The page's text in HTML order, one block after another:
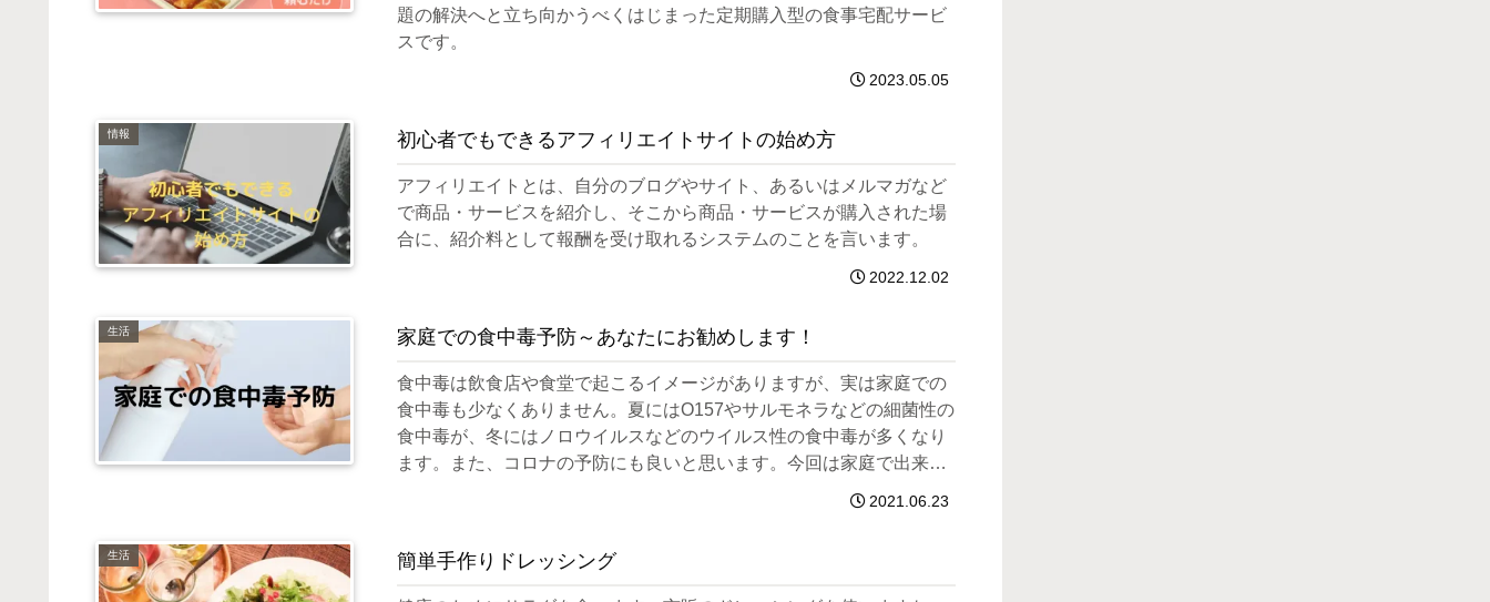
題の解決へと立ち向かうべくはじまった定期購入型の食事宅配サービ
スです。
2023.05.05
情報 初心者でもできるアフィリエイトサイトの始め方
アフィリエイトとは、自分のブログやサイト、あるいはメルマガなど
で商品・サービスを紹介し、そこから商品・サービスが購入された場
合に、紹介料として報酬を受け取れるシステムのことを言います。
2022.12.02
生活 家庭での食中毒予防～あなたにお勧めします！
食中毒は飲食店や食堂で起こるイメージがありますが、実は家庭での
食中毒も少なくありません。夏にはO157やサルモネラなどの細菌性の
食中毒が、冬にはノロウイルスなどのウイルス性の食中毒が多くなり
ます。また、コロナの予防にも良いと思います。今回は家庭で出来る
2021.06.23
生活 簡単手作りドレッシング